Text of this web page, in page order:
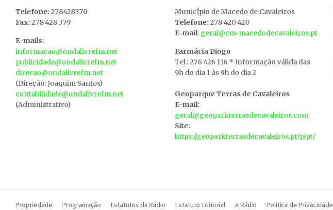
Telefone: 278428370
Fax: 278 428 379
E-mails:
informacao@ondalivrefm.net
publicidade@ondalivrefm.net
direcao@ondalivrefm.net
(Direção: Joaquim Santos)
contabilidade@ondalivrefm.net
(Administrativo)
MunicÍpio de Macedo de Cavaleiros
Telefone: 278 420 420
E-mail: geral@cm-macedodecavaleiros.pt
Farmácia Diogo
Tel.: 278 426 116 * Informação válida das
9h do dia 1 às 9h do dia 2
Geoparque Terras de Cavaleiros
E-mail:
geral@geoparkterrasdecavaleiros.com
Site:
https://geoparkterrasdecavaleiros.pt/p/pt/
Propriedade Programação Estatutos da Rádio Estatuto Editorial A Rádio Politica de Privacidade